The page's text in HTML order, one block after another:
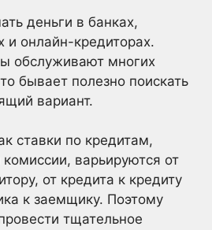
деньги в банках,
и онлайн-кредиторах.
обслуживают многих
бывает полезно поискать
вариант.
ставки по кредитам,
варьируются от
от кредита к кредиту
к заемщику. Поэтому
тщательное